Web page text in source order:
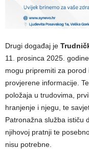
Drugi događaj je
11. prosinca 2025.
mogu pripremiti za
provjerene informacije.
položaja u trudovima,
hranjenje i njegu, te
Patronažna služba ističu
njihovoj pratnji te
nisu potrebne.